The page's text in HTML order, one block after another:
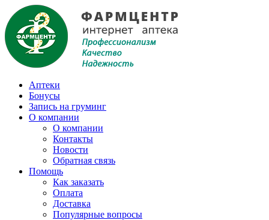
Аптеки
Бонусы
Запись на груминг
О компании
О компании
Контакты
Новости
Обратная связь
Помощь
Как заказать
Оплата
Доставка
Популярные вопросы